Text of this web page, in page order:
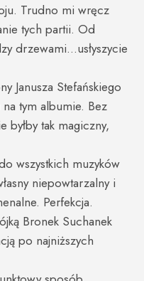
Trudno mi wręcz
tych partii. Od
drzewami…usłyszycie
Janusza Stefańskiego
tym albumie. Bez
byłby tak magiczny,
wszystkich muzyków
niepowtarzalny i
Perfekcja.
Bronek Suchanek
po najniższych